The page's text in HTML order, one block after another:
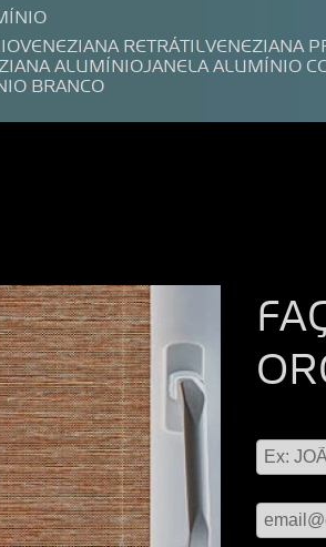
VENEZIANA RETRÁTIL VENEZIANA
ALUMÍNIO JANELA ALUMÍNIO
BRANCO